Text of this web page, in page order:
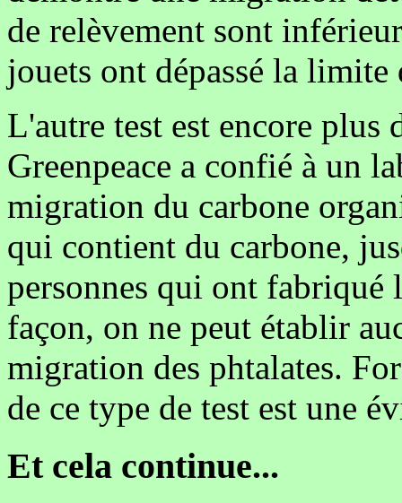
de relèvement sont
jouets ont dépassé la
L'autre test est encore plus
Greenpeace a confié à un
migration du carbone
qui contient du carbone,
personnes qui ont fabriqué
façon, on ne peut établir
migration des phtalates.
de ce type de test est une
Et cela continue...